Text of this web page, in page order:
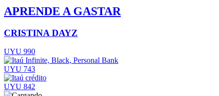
APRENDE A GASTAR
CRISTINA DAYZ
UYU 990
UYU 743
UYU 842